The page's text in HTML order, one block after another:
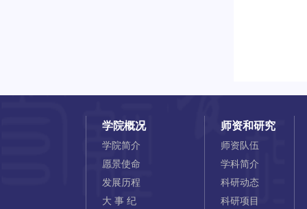
学院概况
学院简介
愿景使命
发展历程
大 事 纪
师资和研究
师资队伍
学科简介
科研动态
科研项目